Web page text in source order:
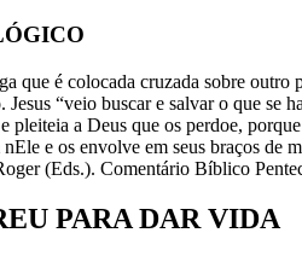
que é colocada cruzada sobre
“veio buscar e salvar o que se
pleiteia a Deus que os perdoe,
e os envolve em seus braços
(Eds.). Comentário Bíblico
PARA DAR VIDA